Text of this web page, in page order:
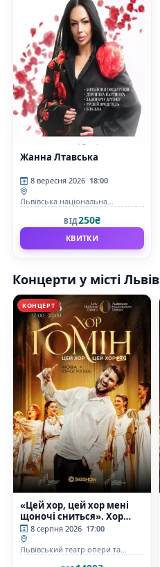
Жанна Лтавська
8 вересня 2026 18:00
Львівська національна
ВІД250₴
КВИТКИ
Концерти у місті Львів
КОНЦЕРТ
«Цей хор, цей хор мені
щоночі сниться». Хор
«Гомін»
8 серпня 2026 17:00
Львівський театр опери та